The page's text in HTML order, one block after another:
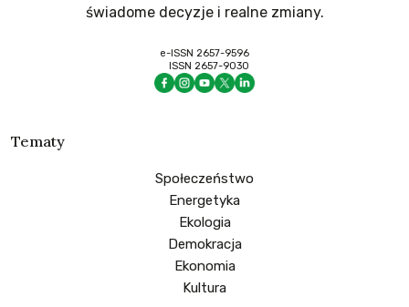
świadome decyzje i realne zmiany.
e-ISSN 2657-9596
ISSN 2657-9030
Tematy
Społeczeństwo
Energetyka
Ekologia
Demokracja
Ekonomia
Kultura